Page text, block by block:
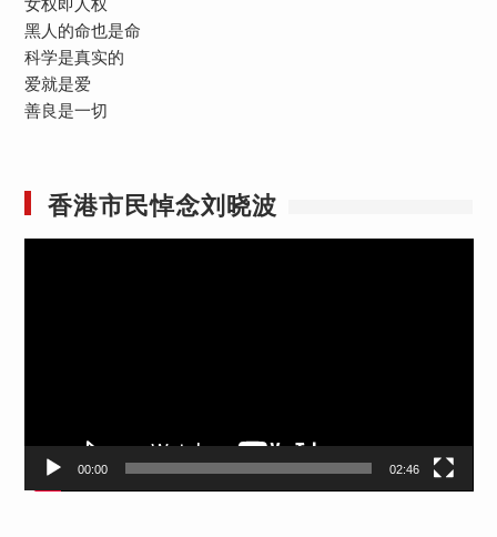
女权即人权
黑人的命也是命
科学是真实的
爱就是爱
善良是一切
香港市民悼念刘晓波
00:00 02:46